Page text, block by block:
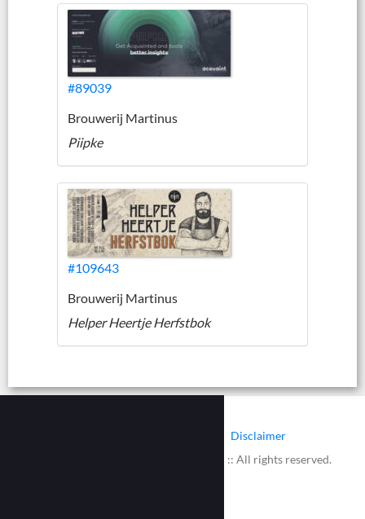
#89039
Brouwerij Martinus
Piipke
#109643
Brouwerij Martinus
Helper Heertje Herfstbok
Disclaimer
© 2002 - 2026 :: www.bieretiketten.nl :: All rights reserved.